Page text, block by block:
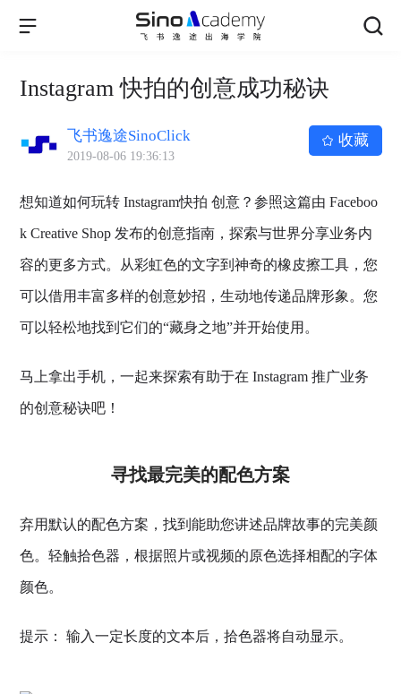
Instagram 快拍的创意成功秘诀
飞书逸途SinoClick
2019-08-06 19:36:13
收藏
想知道如何玩转 Instagram快拍 创意？参照这篇由 Faceboo
k Creative Shop 发布的创意指南，探索与世界分享业务内
容的更多方式。从彩虹色的文字到神奇的橡皮擦工具，您
可以借用丰富多样的创意妙招，生动地传递品牌形象。您
可以轻松地找到它们的“藏身之地”并开始使用。
马上拿出手机，一起来探索有助于在 Instagram 推广业务
的创意秘诀吧！
寻找最完美的配色方案
弃用默认的配色方案，找到能助您讲述品牌故事的完美颜
色。轻触拾色器，根据照片或视频的原色选择相配的字体
颜色。
提示： 输入一定长度的文本后，拾色器将自动显示。